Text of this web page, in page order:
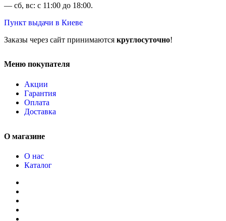
— сб, вс: с 11:00 до 18:00.
Пункт выдачи в Киеве
Заказы через сайт принимаются круглосуточно!
Меню покупателя
Акции
Гарантия
Оплата
Доставка
О магазине
О нас
Каталог